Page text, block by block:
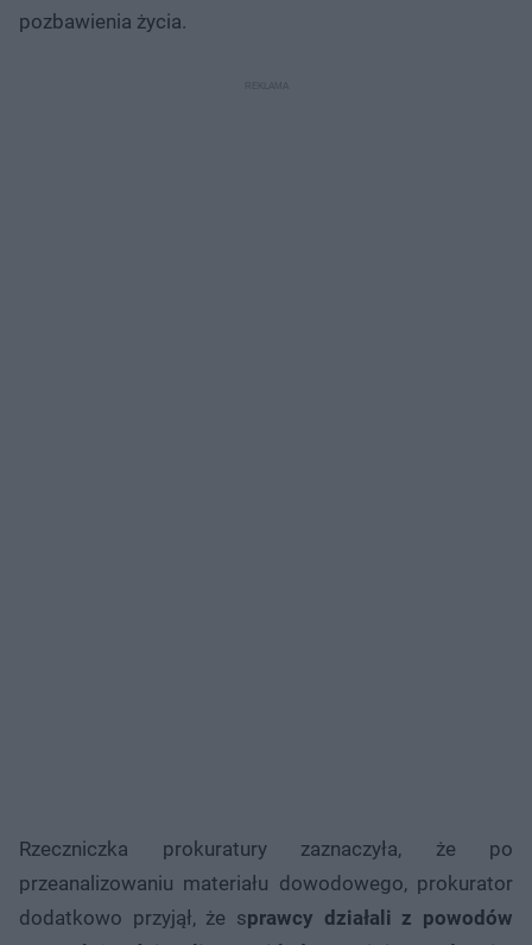
pozbawienia życia.
Rzeczniczka prokuratury zaznaczyła, że po
przeanalizowaniu materiału dowodowego, prokurator
dodatkowo przyjął, że sprawcy działali z powodów